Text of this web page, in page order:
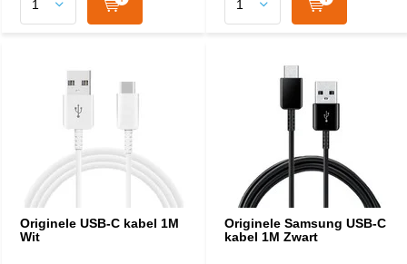
Originele USB-C kabel 1M
Wit
Originele Samsung USB-C
kabel 1M Zwart